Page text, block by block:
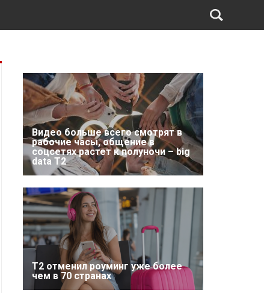
Видео больше всего смотрят в
рабочие часы, общение в
соцсетях растет к полуночи – big
data T2
Т2 отменил роуминг уже более
чем в 70 странах